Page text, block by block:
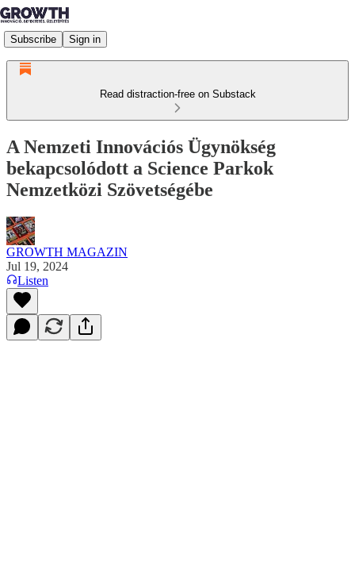
Subscribe Sign in
Read distraction-free on Substack
A Nemzeti Innovációs Ügynökség
bekapcsolódott a Science Parkok
Nemzetközi Szövetségébe
GROWTH MAGAZIN
Jul 19, 2024
Listen